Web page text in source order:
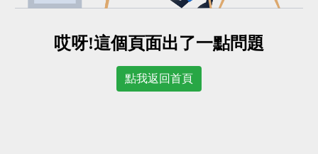
哎呀!這個頁面出了一點問題
點我返回首頁